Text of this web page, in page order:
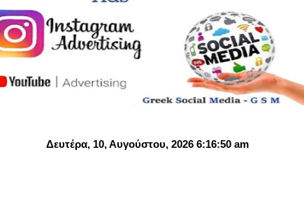
Δευτέρα, 10, Αυγούστου, 2026 6:16:51 am